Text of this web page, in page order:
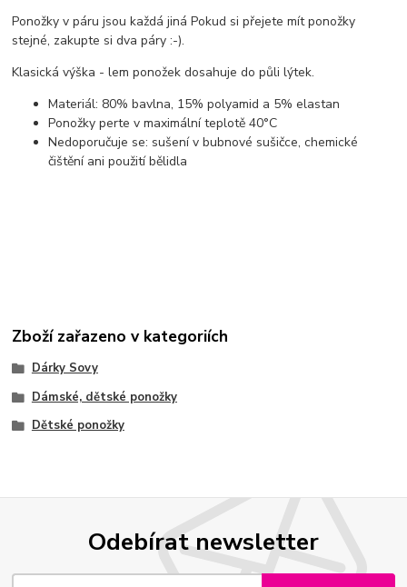
Ponožky v páru jsou každá jiná Pokud si přejete mít ponožky
stejné, zakupte si dva páry :-).
Klasická výška - lem ponožek dosahuje do půli lýtek.
Materiál: 80% bavlna, 15% polyamid a 5% elastan
Ponožky perte v maximální teplotě 40°C
Nedoporučuje se: sušení v bubnové sušičce, chemické
čištění ani použití bělidla
Zboží zařazeno v kategoriích
Dárky Sovy
Dámské, dětské ponožky
Dětské ponožky
Odebírat newsletter